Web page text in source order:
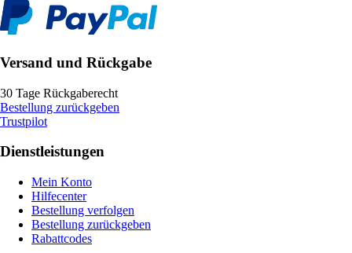
Versand und Rückgabe
30 Tage Rückgaberecht
Bestellung zurückgeben
Trustpilot
Dienstleistungen
Mein Konto
Hilfecenter
Bestellung verfolgen
Bestellung zurückgeben
Rabattcodes